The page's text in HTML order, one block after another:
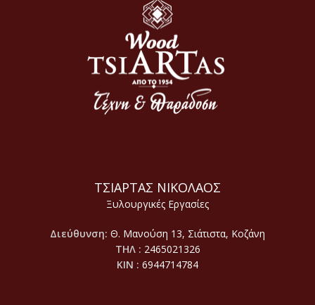
ΤΣΙΑΡΤΑΣ ΝΙΚΟΛΑΟΣ
Ξυλουργικές Εργασίες
Διεύθυνση: Θ. Μανούση 13, Σιάτιστα, Κοζάνη
ΤΗΛ : 2465021326
ΚΙΝ : 6944714784